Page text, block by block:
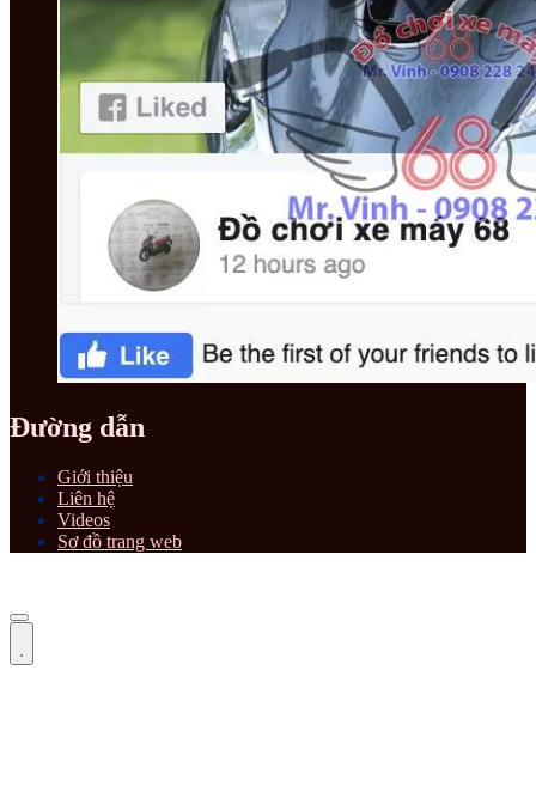
Đường dẫn
Giới thiệu
Liên hệ
Videos
Sơ đồ trang web